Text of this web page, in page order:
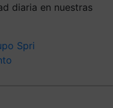
diaria en nuestras
Spri